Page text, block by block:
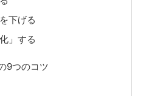
下げる
」する
9つのコツ